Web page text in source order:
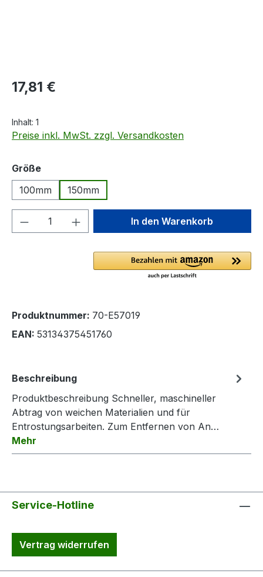
Regulärer Preis:
17,81 €
Inhalt: 1
Preise inkl. MwSt. zzgl. Versandkosten
Größeauswählen
100mm
150mm
Produkt Anzahl: Gib denIn den Warenkorb
Produktnummer: 70-E57019
EAN: 53134375451760
Beschreibung
Produktbeschreibung Schneller, maschineller
Abtrag von weichen Materialien und für
Entrostungsarbeiten. Zum Entfernen von An…
Mehr
Service-Hotline
Vertrag widerrufen